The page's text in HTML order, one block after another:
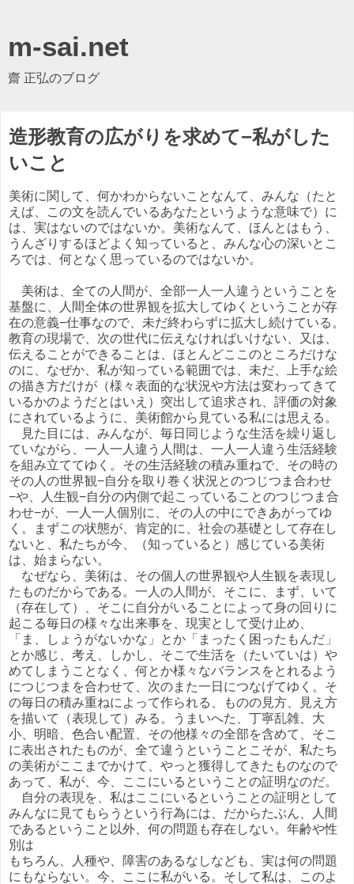
m-sai.net
齋 正弘のブログ
造形教育の広がりを求めて−私がした
いこと
美術に関して、何かわからないことなんて、みんな（たと
えば、この文を読んでいるあなたというような意味で）に
は、実はないのではないか。美術なんて、ほんとはもう、
うんざりするほどよく知っていると、みんな心の深いとこ
ろでは、何となく思っているのではないか。
美術は、全ての人間が、全部一人一人違うということを
基盤に、人間全体の世界観を拡大してゆくということが存
在の意義−仕事なので、未だ終わらずに拡大し続けている。
教育の現場で、次の世代に伝えなければいけない、又は、
伝えることができることは、ほとんどここのところだけな
のに、なぜか、私が知っている範囲では、未だ、上手な絵
の描き方だけが（様々表面的な状況や方法は変わってきて
いるかのようだとはいえ）突出して追求され、評価の対象
にされているように、美術館から見ている私には思える。
見た目には、みんなが、毎日同じような生活を繰り返し
ていながら、一人一人違う人間は、一人一人違う生活経験
を組み立ててゆく。その生活経験の積み重ねで、その時の
その人の世界観−自分を取り巻く状況とのつじつま合わせ
−や、人生観−自分の内側で起こっていることのつじつま合
わせ−が、一人一人個別に、その人の中にできあがってゆ
く。まずこの状態が、肯定的に、社会の基礎として存在し
ないと、私たちが今、（知っていると）感じている美術
は、始まらない。
なぜなら、美術は、その個人の世界観や人生観を表現し
たものだからである。一人の人間が、そこに、まず、いて
（存在して）、そこに自分がいることによって身の回りに
起こる毎日の様々な出来事を、現実として受け止め、
「ま、しょうがないかな」とか「まったく困ったもんだ」
とか感じ、考え、しかし、そこで生活を（たいていは）や
めてしまうことなく、何とか様々なバランスをとれるよう
につじつまを合わせて、次のまた一日につなげてゆく。そ
の毎日の積み重ねによって作られる、ものの見方、見え方
を描いて（表現して）みる。うまいへた、丁寧乱雑、大
小、明暗、色合い配置、その他様々の全部を含めて、そこ
に表出されたものが、全て違うということこそが、私たち
の美術がここまでかけて、やっと獲得してきたものなので
あって、私が、今、ここにいるということの証明なのだ。
自分の表現を、私はここにいるということの証明として
みんなに見てもらうという行為には、だからたぶん、人間
であるということ以外、何の問題も存在しない。年齢や性
別は
もちろん、人種や、障害のあるなしなども、実は何の問題
にもならない。今、ここに私がいる。そして私は、このよ